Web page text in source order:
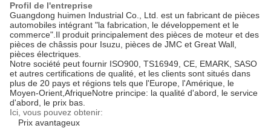
Profil de l'entreprise
Guangdong huimen Industrial Co., Ltd. est un fabricant de pièces
automobiles intégrant "la fabrication, le développement et le
commerce".Il produit principalement des pièces de moteur et des
pièces de châssis pour Isuzu, pièces de JMC et Great Wall,
pièces électriques.
Notre société peut fournir ISO900, TS16949, CE, EMARK, SASO
et autres certifications de qualité, et les clients sont situés dans
plus de 20 pays et régions tels que l'Europe, l'Amérique, le
Moyen-Orient,AfriqueNotre principe: la qualité d'abord, le service
d'abord, le prix bas.
Ici, vous pouvez obtenir:
Prix avantageux